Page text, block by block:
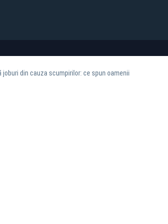
joburi din cauza scumpirilor: ce spun oamenii